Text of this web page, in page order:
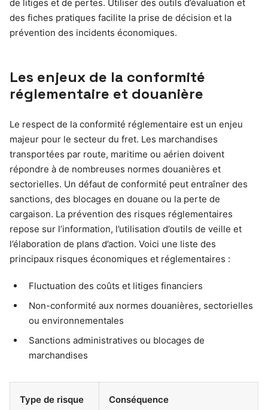
de litiges et de pertes. Utiliser des outils d’évaluation et
des fiches pratiques facilite la prise de décision et la
prévention des incidents économiques.
Les enjeux de la conformité
réglementaire et douanière
Le respect de la conformité réglementaire est un enjeu
majeur pour le secteur du fret. Les marchandises
transportées par route, maritime ou aérien doivent
répondre à de nombreuses normes douanières et
sectorielles. Un défaut de conformité peut entraîner des
sanctions, des blocages en douane ou la perte de
cargaison. La prévention des risques réglementaires
repose sur l’information, l’utilisation d’outils de veille et
l’élaboration de plans d’action. Voici une liste des
principaux risques économiques et réglementaires :
Fluctuation des coûts et litiges financiers
Non-conformité aux normes douanières, sectorielles
ou environnementales
Sanctions administratives ou blocages de
marchandises
Type de risque Conséquence